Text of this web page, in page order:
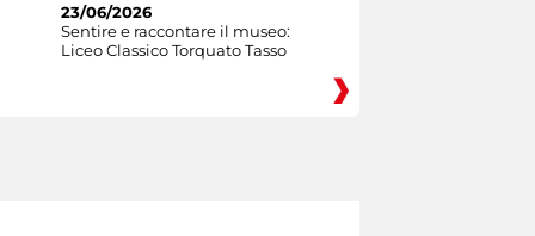
23/06/2026
Sentire e raccontare il museo:
Liceo Classico Torquato Tasso